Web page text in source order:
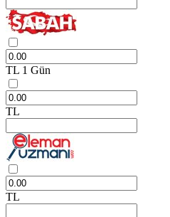
TL 1 Gün
TL
TL